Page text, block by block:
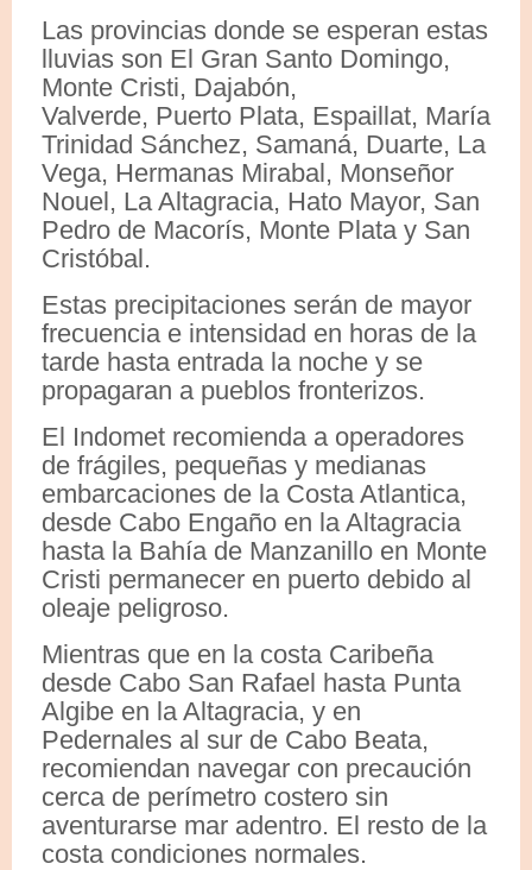
Las provincias donde se esperan estas
lluvias son El Gran Santo Domingo,
Monte Cristi, Dajabón,
Valverde, Puerto Plata, Espaillat, María
Trinidad Sánchez, Samaná, Duarte, La
Vega, Hermanas Mirabal, Monseñor
Nouel, La Altagracia, Hato Mayor, San
Pedro de Macorís, Monte Plata y San
Cristóbal.
Estas precipitaciones serán de mayor
frecuencia e intensidad en horas de la
tarde hasta entrada la noche y se
propagaran a pueblos fronterizos.
El Indomet recomienda a operadores
de frágiles, pequeñas y medianas
embarcaciones de la Costa Atlantica,
desde Cabo Engaño en la Altagracia
hasta la Bahía de Manzanillo en Monte
Cristi permanecer en puerto debido al
oleaje peligroso.
Mientras que en la costa Caribeña
desde Cabo San Rafael hasta Punta
Algibe en la Altagracia, y en
Pedernales al sur de Cabo Beata,
recomiendan navegar con precaución
cerca de perímetro costero sin
aventurarse mar adentro. El resto de la
costa condiciones normales.